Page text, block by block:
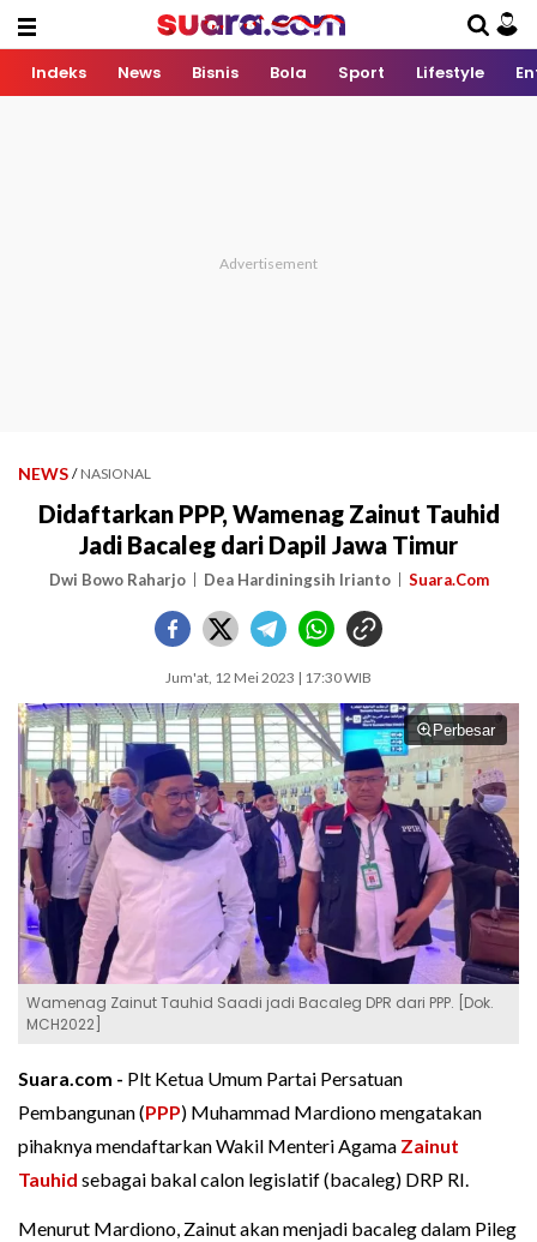
Indeks News Bisnis Bola Sport Lifestyle
NEWS / NASIONAL
Didaftarkan PPP, Wamenag Zainut Tauhid
Jadi Bacaleg dari Dapil Jawa Timur
Dwi Bowo Raharjo Dea Hardiningsih Irianto Suara.Com
Jum'at, 12 Mei 2023 | 17:30 WIB
Perbesar
Wamenag Zainut Tauhid Saadi jadi Bacaleg DPR dari PPP. [Dok.
MCH2022]
Suara.com - Plt Ketua Umum Partai Persatuan
Pembangunan (PPP) Muhammad Mardiono mengatakan
pihaknya mendaftarkan Wakil Menteri Agama Zainut
Tauhid sebagai bakal calon legislatif (bacaleg) DRP RI.
Menurut Mardiono, Zainut akan menjadi bacaleg dalam Pileg